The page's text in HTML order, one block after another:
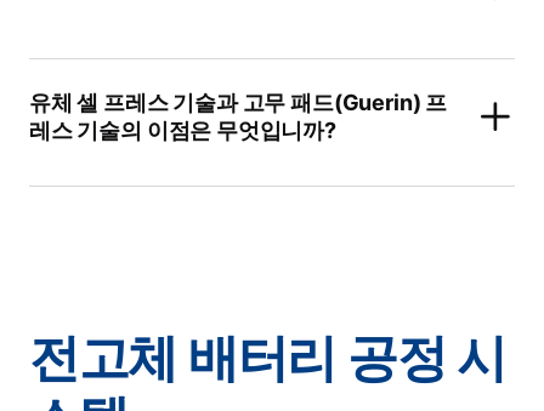
유체 셀 프레스 기술과 고무 패드(Guerin) 프
레스 기술의 이점은 무엇입니까?
전고체 배터리 공정 시